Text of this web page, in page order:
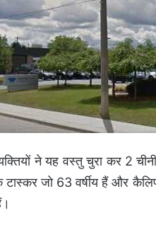
ने यह वस्तु चुरा कर 2
जो 63 वर्षीय हैं और